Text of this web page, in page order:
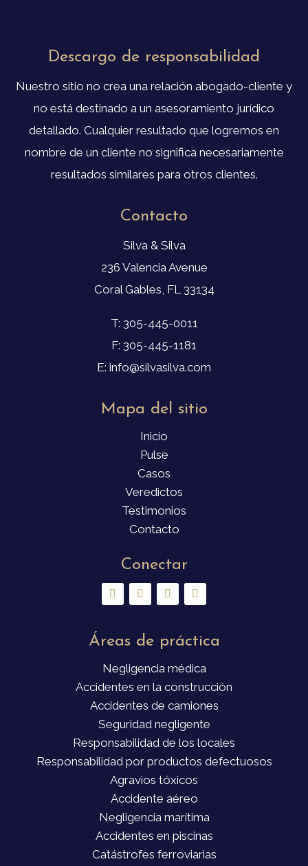
Descargo de responsabilidad
Nuestro sitio no crea una relación abogado-cliente y
no está destinado a un asesoramiento jurídico
detallado. Cualquier resultado que logremos en
nombre de un cliente no significa necesariamente
resultados similares para otros clientes.
Contacto
Silva & Silva
236 Valencia Avenue
Coral Gables, FL 33134
T: 305-445-0011
F: 305-445-1181
E: info@silvasilva.com
Mapa del sitio
Inicio
Pulse
Casos
Veredictos
Testimonios
Contacto
Conectar
Áreas de práctica
Negligencia médica
Accidentes en la construcción
Accidentes de camiones
Seguridad negligente
Responsabilidad de los locales
Responsabilidad por productos defectuosos
Agravios tóxicos
Accidente aéreo
Negligencia marítima
Accidentes en piscinas
Catástrofes ferroviarias